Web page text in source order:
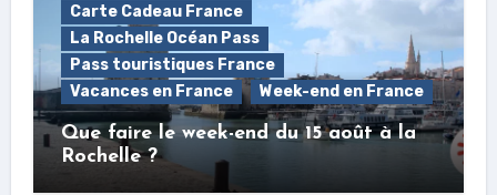
Carte Cadeau France
La Rochelle Océan Pass
Pass touristiques France
Vacances en France
Week-end en France
Que faire le week-end du 15 août à la
Rochelle ?